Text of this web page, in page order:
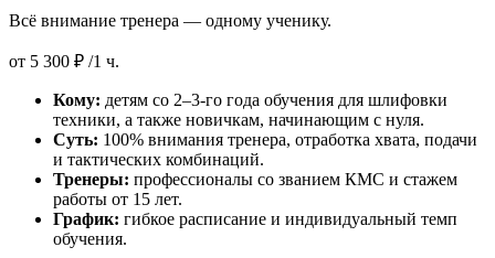
Всё внимание тренера — одному ученику.
от 5 300 ₽ /1 ч.
Кому: детям со 2–3-го года обучения для шлифовки
техники, а также новичкам, начинающим с нуля.
Суть: 100% внимания тренера, отработка хвата, подачи
и тактических комбинаций.
Тренеры: профессионалы со званием КМС и стажем
работы от 15 лет.
График: гибкое расписание и индивидуальный темп
обучения.